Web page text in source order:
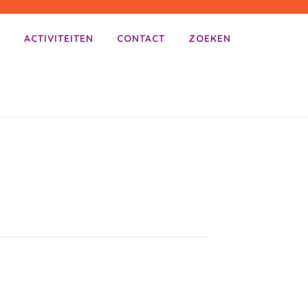
ACTIVITEITEN CONTACT ZOEKEN